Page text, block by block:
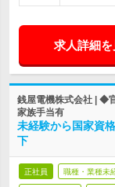
求人詳細を
銭屋電機株式会社 | ◆
家族手当有
未経験から国家資
下
正社員 職種・業種未